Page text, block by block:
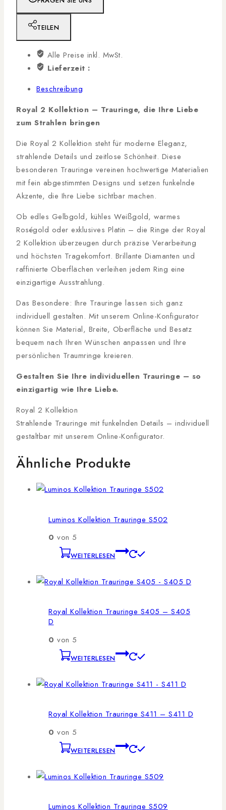
TEILEN
Alle Preise inkl. MwSt.
Lieferzeit :
Beschreibung
Royal 2 Kollektion – Trauringe, die Ihre Liebe
zum Strahlen bringen
Die Royal 2 Kollektion steht für moderne Eleganz,
strahlende Details und zeitlose Schönheit. Diese
besonderen Trauringe vereinen hochwertige Materialien
mit fein abgestimmten Designs und setzen funkelnde
Akzente, die Ihre Liebe sichtbar machen.
Ob edles Gelbgold, kühles Weißgold, warmes
Roségold oder exklusives Platin – die Ringe der Royal
2 Kollektion überzeugen durch präzise Verarbeitung
und höchsten Tragekomfort. Brillante Diamanten und
raffinierte Oberflächen verleihen jedem Ring eine
einzigartige Ausstrahlung.
Das Besondere: Ihre Trauringe lassen sich ganz
individuell gestalten. Mit unserem Online-Konfigurator
können Sie Material, Breite, Oberfläche und Besatz
bequem nach Ihren Wünschen anpassen und Ihre
persönlichen Traumringe kreieren.
Gestalten Sie Ihre individuellen Trauringe – so
einzigartig wie Ihre Liebe.
Royal 2 Kollektion
Strahlende Trauringe mit funkelnden Details – individuell
gestaltbar mit unserem Online-Konfigurator.
Ähnliche Produkte
Luminos Kollektion Trauringe S502
0 von 5
WEITERLESEN
Royal Kollektion Trauringe S405 – S405
D
0 von 5
WEITERLESEN
Royal Kollektion Trauringe S411 – S411 D
0 von 5
WEITERLESEN
Luminos Kollektion Trauringe S509